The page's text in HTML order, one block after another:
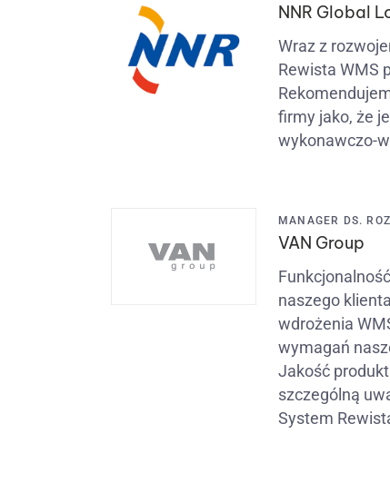
NNR Global
Wraz z
Rewista WMS
firmy jako, że
wykonawczo-
MANAGER DS.
VAN Group
naszego
wdrożenia
wymagań
Jakość
szczególną
System